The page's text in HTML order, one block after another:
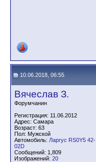
10.06.2018, 06:55
Вячеслав З.
Форумчанин
Регистрация: 11.06.2012
Адрес: Самара
Возраст: 63
Пол: Мужской
Автомобиль: Ларгус RS0Y5 42-
02D
Сообщений: 1,809
Изображений: 20